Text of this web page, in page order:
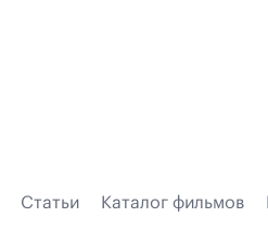
Статьи Каталог фильмов